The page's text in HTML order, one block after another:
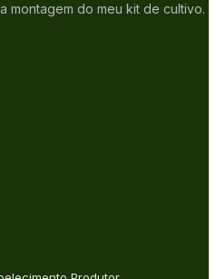
montagem do meu kit de cultivo.